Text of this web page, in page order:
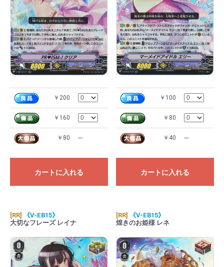
￥200
￥160
￥80 ---
カートに入れる
￥100
￥80
￥40 ---
カートに入れる
[RR]
《V-EB15》
大切なフレーズ レイナ
[RR]
《V-EB15》
煌きのお姫様 レネ